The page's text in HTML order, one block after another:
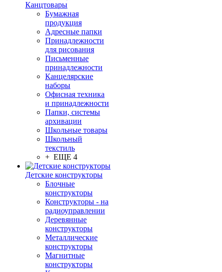
Канцтовары
Бумажная
продукция
Адресные папки
Принадлежности
для рисования
Письменные
принадлежности
Канцелярские
наборы
Офисная техника
и принадлежности
Папки, системы
архивации
Школьные товары
Школьный
текстиль
+ ЕЩЕ 4
Детские конструкторы
Блочные
конструкторы
Конструкторы - на
радиоуправлении
Деревянные
конструкторы
Металлические
конструкторы
Магнитные
конструкторы